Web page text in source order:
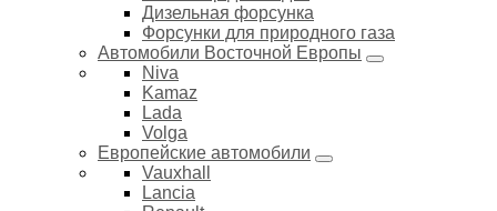
Дизельная форсунка
Форсунки для природного газа
Автомобили Восточной Европы
Niva
Kamaz
Lada
Volga
Европейские автомобили
Vauxhall
Lancia